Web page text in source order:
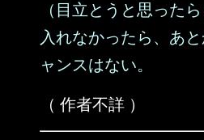
（目立とうと思った
入れなかったら、あ
ャンスはない。
（ 作者不詳 ）